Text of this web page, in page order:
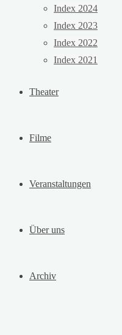
Index 2024
Index 2023
Index 2022
Index 2021
Theater
Filme
Veranstaltungen
Über uns
Archiv